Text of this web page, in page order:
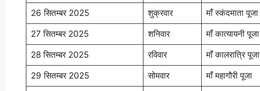
26 सितम्बर 2025 शुक्रवार माँ स्कंदमाता पूजा
27 सितम्बर 2025 शनिवार माँ कात्यायनी पूजा
28 सितम्बर 2025 रविवार माँ कालरात्रि पूजा
29 सितम्बर 2025 सोमवार माँ महागौरी पूजा